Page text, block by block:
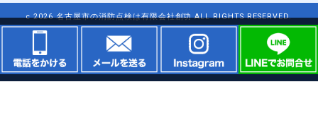
c 2026 名古屋市の消防点検は有限会社創功 ALL RIGHTS RESERVED.